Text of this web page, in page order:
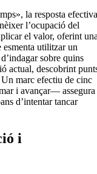
la resposta efectiva
l’ocupació del
el valor, oferint
utilitzar un
sobre quins
actual, descobrint
marc efectiu de cinc
i avançar— assegura
d’intentar tancar
i